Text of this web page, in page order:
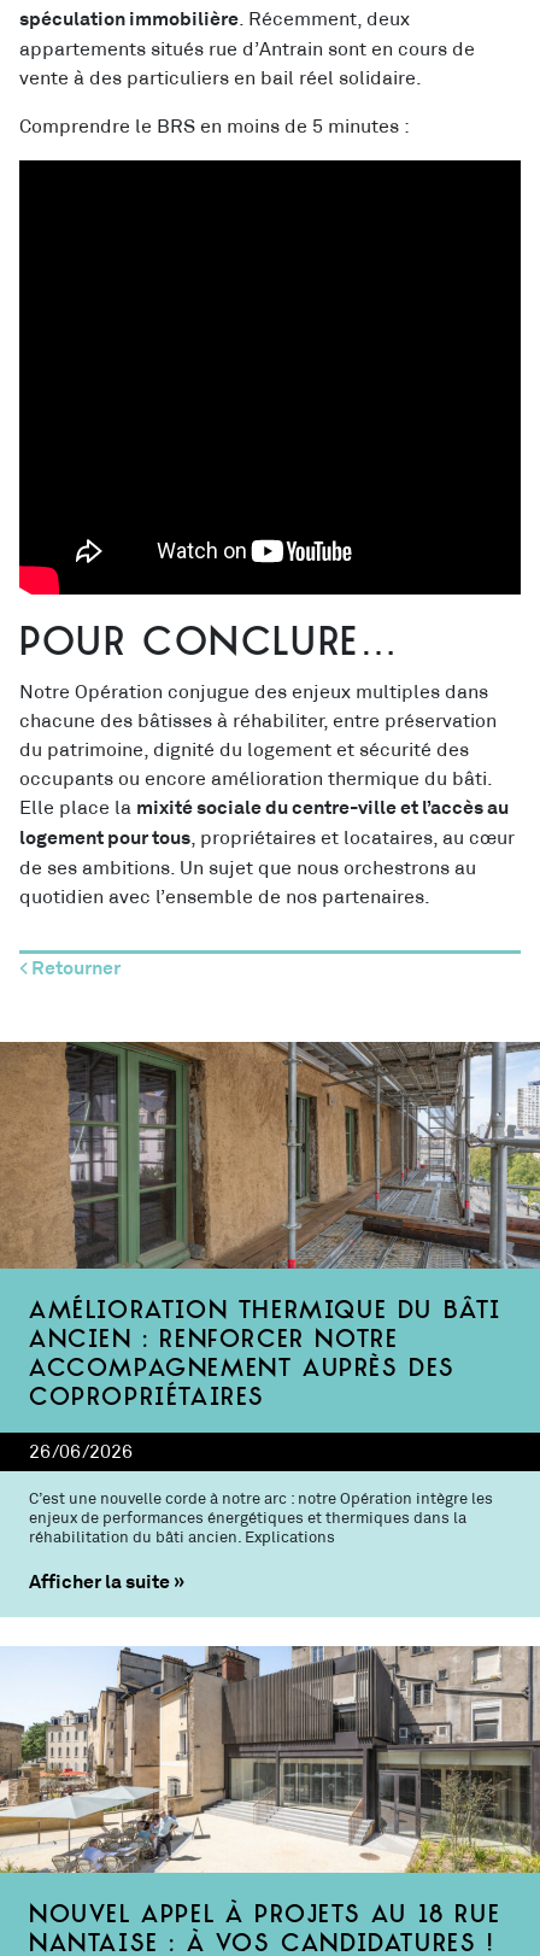
spéculation immobilière . Récemment, deux
appartements situés rue d’Antrain sont en cours de
vente à des particuliers en bail réel solidaire.
Comprendre le BRS en moins de 5 minutes :
Pour conclure…
Notre Opération conjugue des enjeux multiples dans
chacune des bâtisses à réhabiliter, entre préservation
du patrimoine, dignité du logement et sécurité des
occupants ou encore amélioration thermique du bâti.
Elle place la mixité sociale du centre-ville et l’accès au
logement pour tous , propriétaires et locataires, au cœur
de ses ambitions. Un sujet que nous orchestrons au
quotidien avec l’ensemble de nos partenaires.
< Retourner
Amélioration thermique du bâti
ancien : renforcer notre
accompagnement auprès des
copropriétaires
26/06/2026
C’est une nouvelle corde à notre arc : notre Opération intègre les
enjeux de performances énergétiques et thermiques dans la
réhabilitation du bâti ancien. Explications
Afficher la suite
Nouvel appel à projets au 18 rue
Nantaise : à vos candidatures !